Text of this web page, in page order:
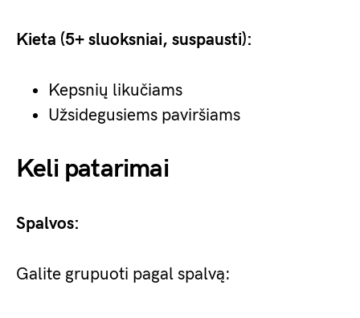
Kieta (5+ sluoksniai, suspausti):
Kepsnių likučiams
Užsidegusiems paviršiams
Keli patarimai
Spalvos:
Galite grupuoti pagal spalvą: